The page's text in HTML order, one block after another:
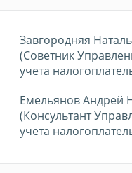
Завгородняя
(Советник
учета
Емельянов Андрей
(Консультант
учета